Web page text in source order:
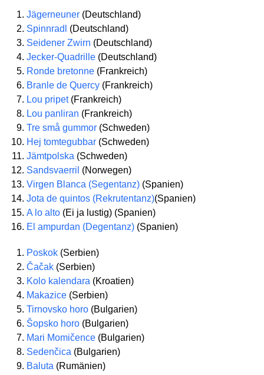
Jägerneuner (Deutschland)
Spinnradl
(Deutschland)
Seidener Zwirn (Deutschland)
Jecker-Quadrille (Deutschland)
Ronde bretonne (Frankreich)
Branle de Quercy (Frankreich)
Lou pripet(Frankreich)
Lou panliran (Frankreich)
Tre små gummor (Schweden)
Hej tomtegubbar (Schweden)
Jämtpolska (Schweden)
Sandsvaerril (Norwegen)
Virgen Blanca (Segentanz) (Spanien)
Jota de quintos (Rekrutentanz)(Spanien)
A lo alto (Ei ja lustig) (Spanien)
El ampurdan (Degentanz) (Spanien)
Poskok (Serbien)
Čačak (Serbien)
Kolo kalendara (Kroatien)
Makazice (Serbien)
Tirnovsko horo (Bulgarien)
Šopsko horo (Bulgarien)
Mari Momičence (Bulgarien)
Sedenčica (Bulgarien)
Baluta (Rumänien)